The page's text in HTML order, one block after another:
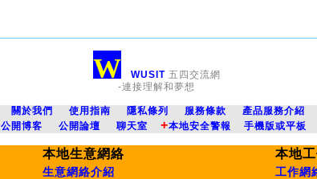
W WUSIT 五四交流網
-連接理解和夢想
關於我們 使用指南 隱私條列 服務條款 產品服務介紹
公開博客
公開論壇 聊天室 +本地安全警報 手機版或平板
本地生意網絡
生意網絡介紹
本地
工作網